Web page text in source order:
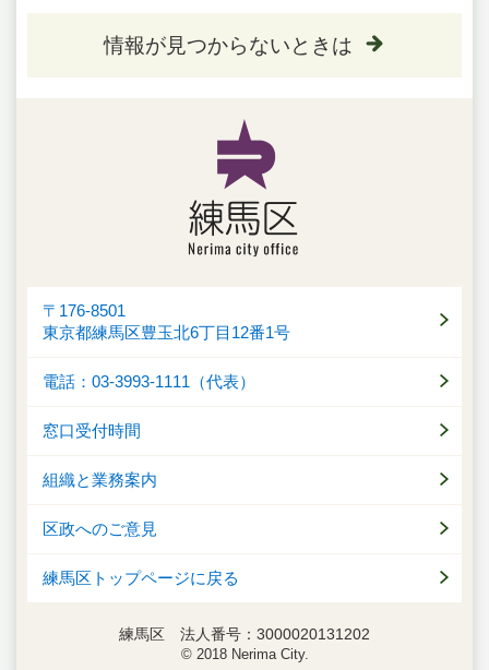
情報が見つからないときは
〒176-8501
東京都練馬区豊玉北6丁目12番1号
電話：03-3993-1111（代表）
窓口受付時間
組織と業務案内
区政へのご意見
練馬区トップページに戻る
練馬区 法人番号：3000020131202
© 2018 Nerima City.